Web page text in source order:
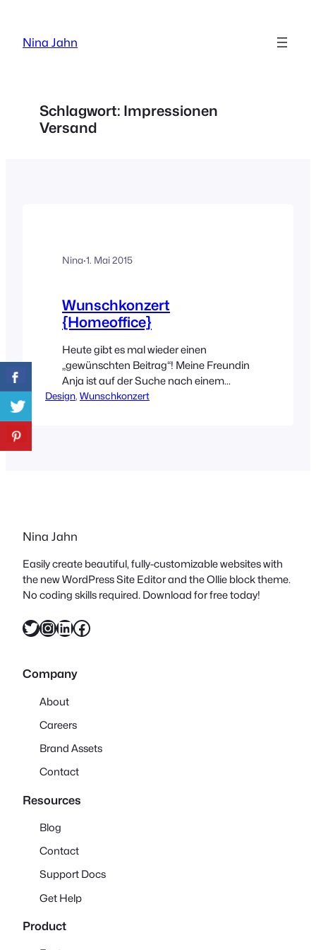
springen
Nina Jahn
Schlagwort: Impressionen
Versand
Nina·1. Mai 2015
Wunschkonzert
{Homeoffice}
Heute gibt es mal wieder einen
„gewünschten Beitrag“! Meine Freundin
Anja ist auf der Suche nach einem
kleinen und unaufdringlichen
Design, Wunschkonzert
Nina Jahn
Easily create beautiful, fully-customizable websites with
the new WordPress Site Editor and the Ollie block theme.
No coding skills required. Download for free today!
Twitter InstagramLinkedIn Facebook
Company
About
Careers
Brand Assets
Contact
Resources
Blog
Contact
Support Docs
Get Help
Product